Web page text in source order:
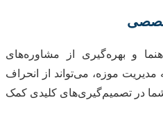
و بهره‌گیری از مشاوره‌های
موزه، می‌تواند از انحراف
در تصمیم‌گیری‌های کلیدی کمک